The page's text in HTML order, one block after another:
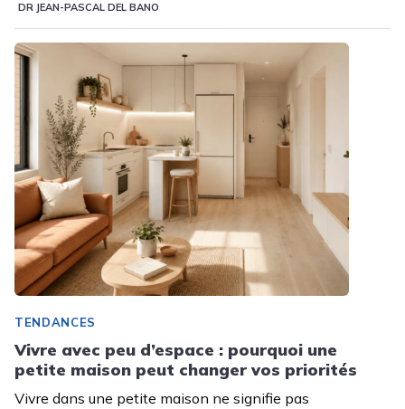
DR JEAN-PASCAL DEL BANO
TENDANCES
Vivre avec peu d’espace : pourquoi une
petite maison peut changer vos priorités
Vivre dans une petite maison ne signifie pas